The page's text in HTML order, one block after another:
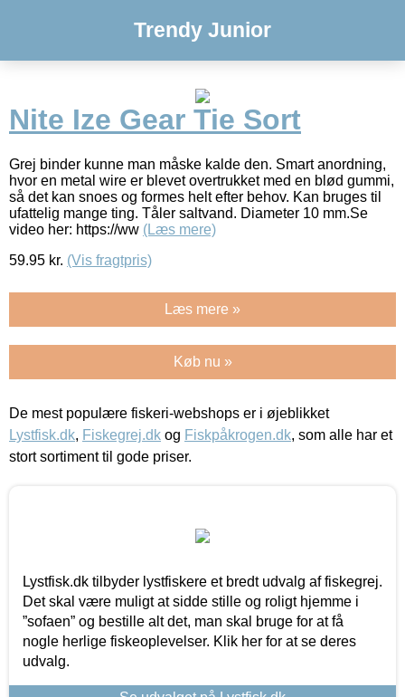
Trendy Junior
Nite Ize Gear Tie Sort
Grej binder kunne man måske kalde den. Smart anordning,
hvor en metal wire er blevet overtrukket med en blød gummi,
så det kan snoes og formes helt efter behov. Kan bruges til
ufattelig mange ting. Tåler saltvand. Diameter 10 mm.Se
video her: https://ww (Læs mere)
59.95 kr. (Vis fragtpris)
Læs mere »
Køb nu »
De mest populære fiskeri-webshops er i øjeblikket
Lystfisk.dk, Fiskegrej.dk og Fiskpåkrogen.dk, som alle har et
stort sortiment til gode priser.
Lystfisk.dk tilbyder lystfiskere et bredt udvalg af fiskegrej.
Det skal være muligt at sidde stille og roligt hjemme i
”sofaen” og bestille alt det, man skal bruge for at få
nogle herlige fiskeoplevelser. Klik her for at se deres
udvalg.